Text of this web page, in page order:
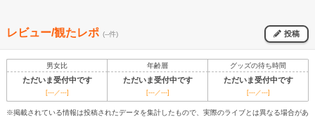
レビュー/観たレポ (--件) 投稿
男女比 年齢層 グッズの待ち時間
ただいま受付中です ただいま受付中です ただいま受付中です
[---／---] [---／---] [---／---]
※掲載されている情報は投稿されたデータを集計したもので、実際のライブとは異なる場合があ